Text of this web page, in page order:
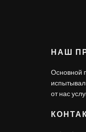
НАШ
Основной
от нас